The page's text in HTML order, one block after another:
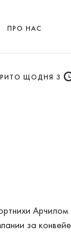
ПРО НАС
ЩОДНЯ З
за